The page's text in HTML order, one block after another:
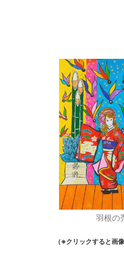
羽根の
（※クリックすると画